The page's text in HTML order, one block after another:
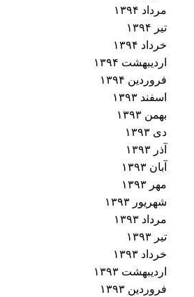
مرداد ۱۳۹۴
تیر ۱۳۹۴
خرداد ۱۳۹۴
اردیبهشت ۱۳۹۴
فروردین ۱۳۹۴
اسفند ۱۳۹۳
بهمن ۱۳۹۳
دی ۱۳۹۳
آذر ۱۳۹۳
آبان ۱۳۹۳
مهر ۱۳۹۳
شهریور ۱۳۹۳
مرداد ۱۳۹۳
تیر ۱۳۹۳
خرداد ۱۳۹۳
اردیبهشت ۱۳۹۳
فروردین ۱۳۹۳